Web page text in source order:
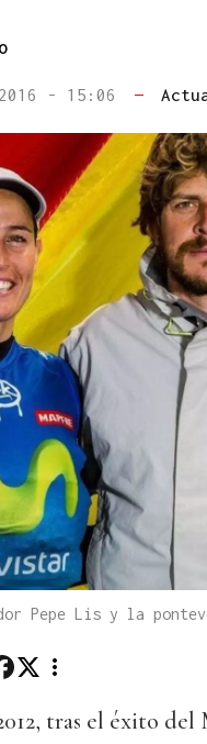
- 15:06 —
Pepe Lis y la
tras el éxito del